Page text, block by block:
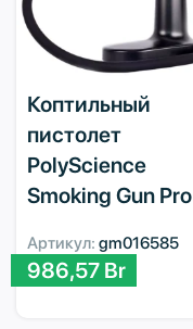
Коптильный
пистолет
PolyScience
Smoking Gun Pro
Артикул: gm016585
986,57 Br